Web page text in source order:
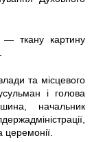
— ткану картину
та місцевого
і голова
начальник